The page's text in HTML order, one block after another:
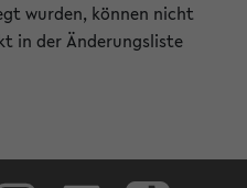
wurden, können nicht
in der Änderungsliste